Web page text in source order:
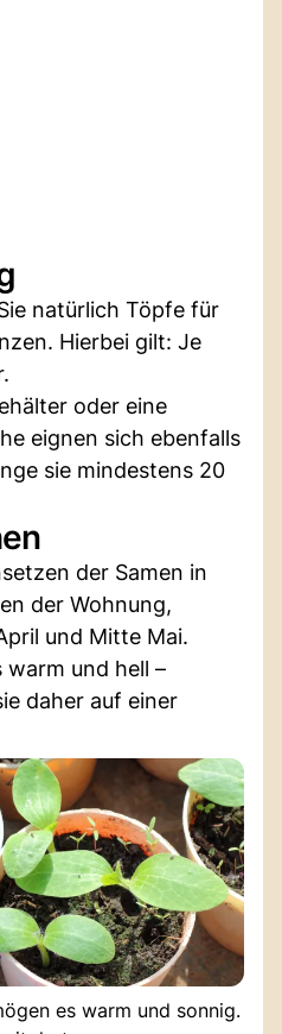
natürlich Töpfe für
Hierbei gilt: Je
oder eine
eignen sich ebenfalls
sie mindestens 20
der Samen in
der Wohnung,
und Mitte Mai.
warm und hell –
daher auf einer
es warm und sonnig.